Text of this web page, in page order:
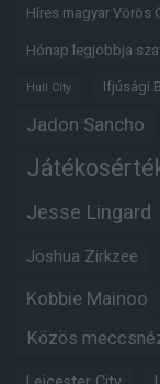
Híres magyar Vörös
Hónap legjobbja
Hull City Ifjúsági
Jadon Sancho
Jesse Lingard
Joshua Zirkzee
Kobbie Mainoo
Közös